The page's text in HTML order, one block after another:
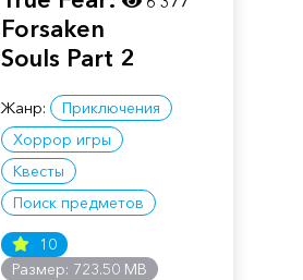
Forsaken
Souls Part 2
Жанр:
Приключения
Хоррор игры
Квесты
Поиск предметов
10
Размер: 723.50 MB